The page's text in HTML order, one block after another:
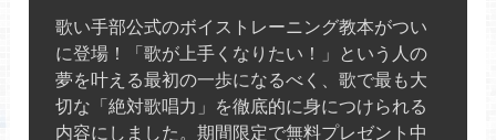
歌い手部公式のボイストレーニング教本がつい
に登場！「歌が上手くなりたい！」という人の
夢を叶える最初の一歩になるべく、歌で最も大
切な「絶対歌唱力」を徹底的に身につけられる
内容にしました。期間限定で無料プレゼント中